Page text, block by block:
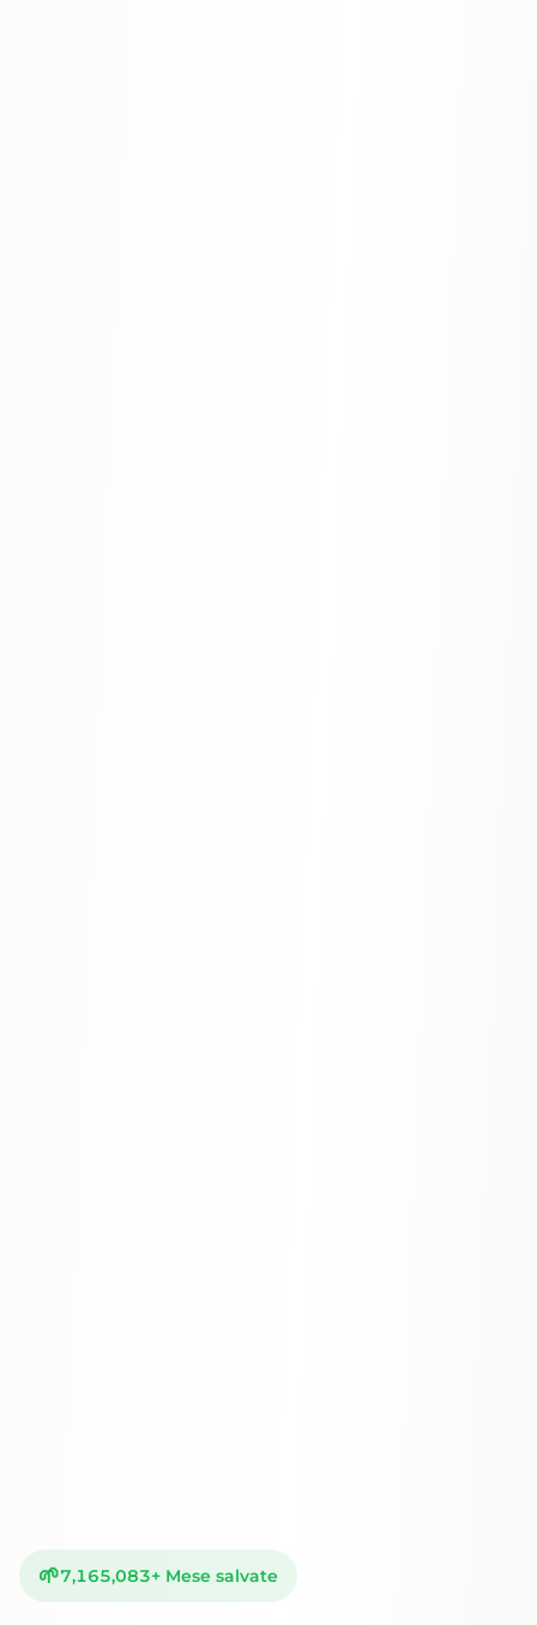
🌱7,165,083+ Mese salvate